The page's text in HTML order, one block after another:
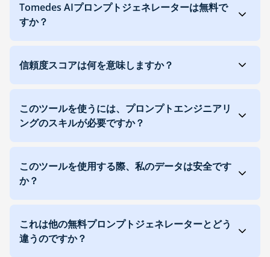
Tomedes AIプロンプトジェネレーターは無料で
すか？
信頼度スコアは何を意味しますか？
このツールを使うには、プロンプトエンジニアリ
ングのスキルが必要ですか？
このツールを使用する際、私のデータは安全です
か？
これは他の無料プロンプトジェネレーターとどう
違うのですか？